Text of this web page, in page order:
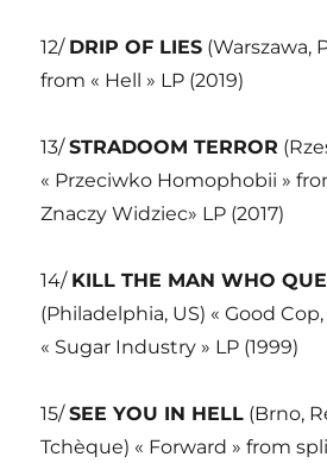
12/ DRIP OF LIES (Warszawa,
from « Hell » LP (2019)
13/STRADOOM TERROR
« Przeciwko Homophobii »
Znaczy Widziec» LP (2017)
14/ KILL THE MAN WHO
(Philadelphia, US) « Good
« Sugar Industry » LP (1999)
15/SEE YOU IN HELL (Brno,
Tchèque) « Forward » from